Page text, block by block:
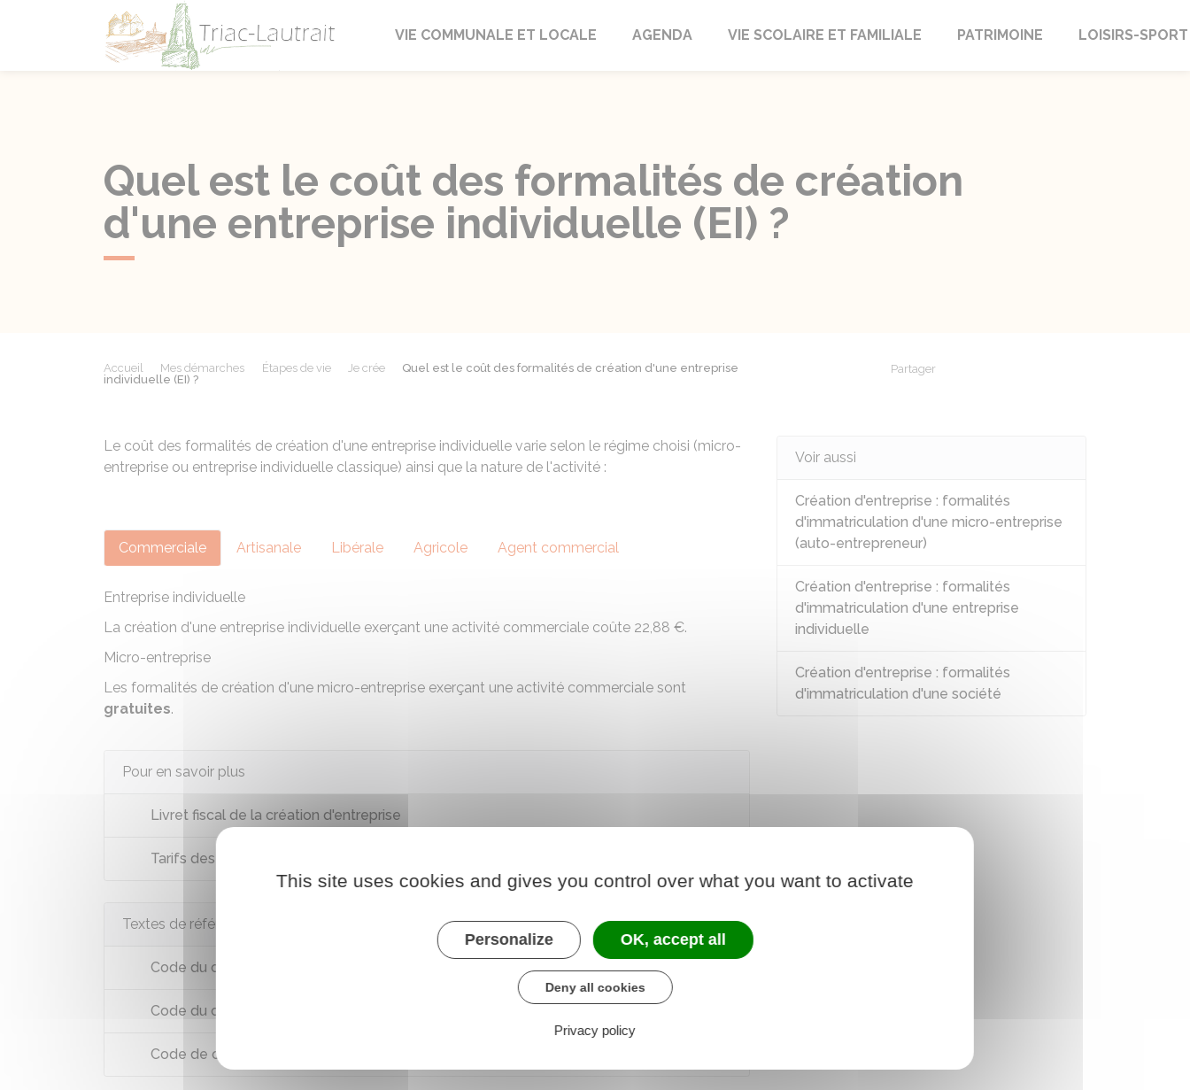
Triac-Lautrait
VIE COMMUNALE ET LOCALE AGENDA VIE SCOLAIRE ET FAMILIALE PATRIMOINE LOISIRS-SPORT
Quel est le coût des formalités de création
d'une entreprise individuelle (EI) ?
Accueil Mes démarches Étapes de vie Je crée
Quel est le coût des formalités de création d'une entreprise
individuelle (EI) ?
Partager
Le coût des formalités de création d'une entreprise individuelle varie selon le régime choisi (micro-
entreprise ou entreprise individuelle classique) ainsi que la nature de l'activité :
Commerciale Artisanale Libérale Agricole Agent commercial
Entreprise individuelle
La création d'une entreprise individuelle exerçant une activité commerciale coûte 22,88 €.
Micro-entreprise
Les formalités de création d'une micro-entreprise exerçant une activité commerciale sont
gratuites.
Pour en savoir plus
Livret fiscal de la création d'entreprise
Tarifs des greffes des tribunaux de commerce
Textes de référence
Code du commerce : article L743-13
Code du commerce : articles R444-1 à R444-21
Code de commerce : annexe 1-4
Voir aussi
Création d'entreprise : formalités
d'immatriculation d'une micro-entreprise
(auto-entrepreneur)
Création d'entreprise : formalités
d'immatriculation d'une entreprise
individuelle
Création d'entreprise : formalités
d'immatriculation d'une société
This site uses cookies and gives you control over what you want to activate
Personalize OK, accept all
Deny all cookies
Privacy policy